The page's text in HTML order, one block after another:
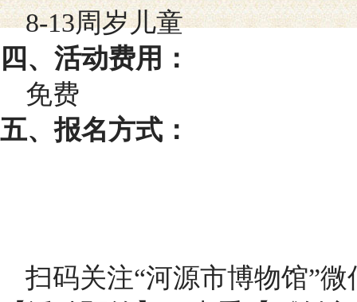
8-13周岁儿童
四、活动费用：
免费
五、报名方式：
扫码关注“河源市博物馆”